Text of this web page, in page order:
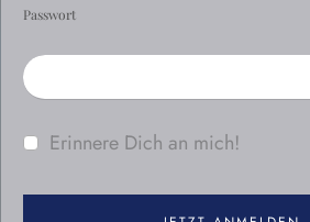
Passwort
Erinnere Dich an mich!